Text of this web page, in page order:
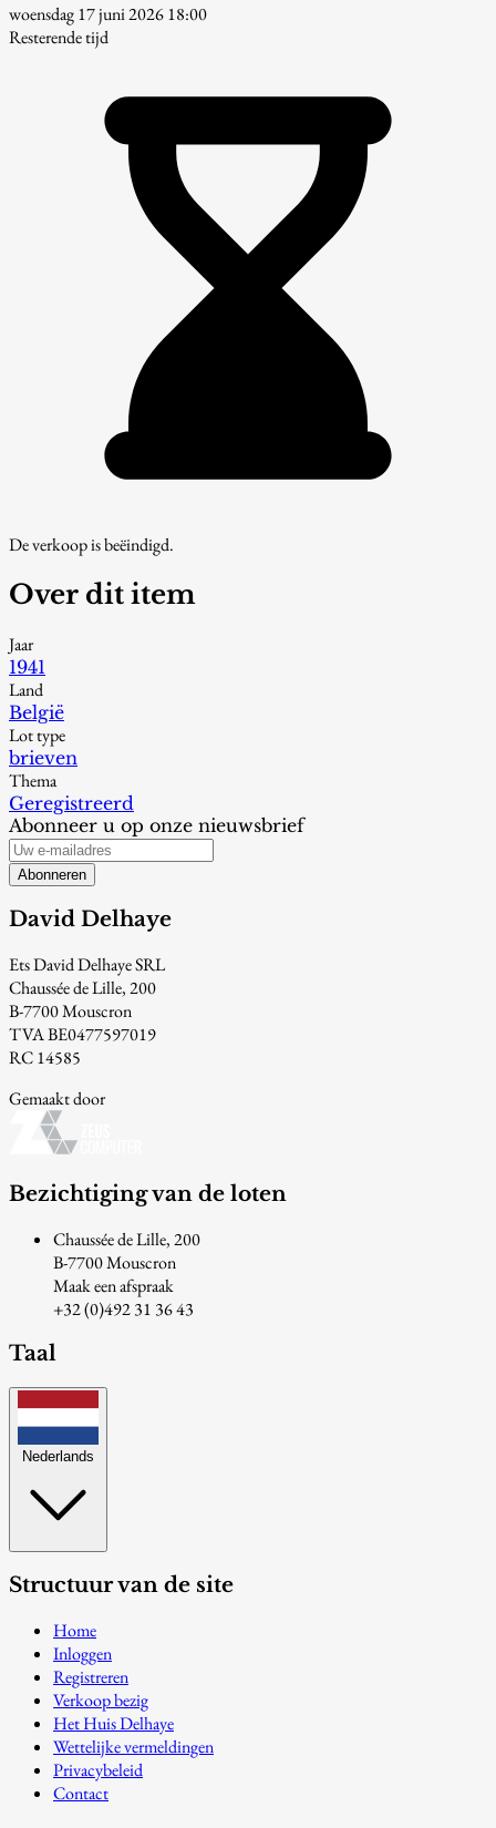
woensdag 17 juni 2026 18:00
Resterende tijd
De verkoop is beëindigd.
Over dit item
Jaar
1941
Land
België
Lot type
brieven
Thema
Geregistreerd
Abonneer u op onze nieuwsbrief
Abonneren
David Delhaye
Ets David Delhaye SRL
Chaussée de Lille, 200
B-7700 Mouscron
TVA BE0477597019
RC 14585
Gemaakt door
Bezichtiging van de loten
Chaussée de Lille, 200
B-7700 Mouscron
Maak een afspraak
+32 (0)492 31 36 43
Taal
Nederlands
Structuur van de site
Home
Inloggen
Registreren
Verkoop bezig
Het Huis Delhaye
Wettelijke vermeldingen
Privacybeleid
Contact